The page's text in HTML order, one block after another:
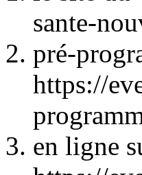
sante-
pré-
https://
en ligne